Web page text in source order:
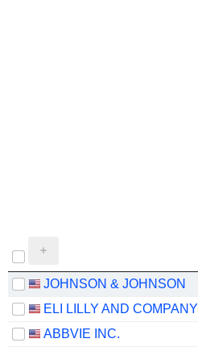
JOHNSON & JOHNSON
ELI LILLY AND COMPANY
ABBVIE INC.